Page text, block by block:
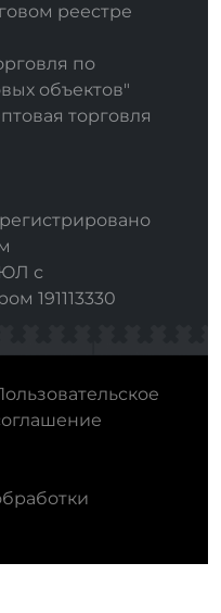
реестре
по
объектов"
торговля
с
191113330